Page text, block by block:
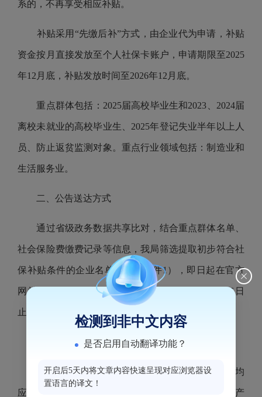
系的，不再享受相应补贴。
补贴采用“先缴后补”方式，由企业代为申请，补贴
资金按月直接发放至个人社保卡账户，申请期限至2025
年12月底，补贴发放时间至2026年12月底。
重点群体包括：2025届高校毕业生和2023、2024届
离校未就业的高校毕业生、2025年登记失业半年以上人
员、防止返贫监测对象。重点行业领域包括：制造业和
生活服务业。
二、公告送达方式
通过省级政务数据共享比对，结合重点群体名单、
社会保险费缴费记录等信息，我局筛选提取初步符合社
保补贴条件的企业名单（详见附件1），即日起在官方
网站公示，公示期三个工作日（至2025年12月26日
止）。该公示视为补贴申领通知的正式送达。
三、异议反馈时限
相关企业如对公示内容有异议，或无申领意愿，均
应在公示期内（截至2025年12月26日）向参保地或生产
检测到非中文内容
是否启用自动翻译功能？
开启后5天内将文章内容快速呈现对应浏览器设
置语言的译文！